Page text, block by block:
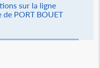
sur la ligne
PORT BOUET